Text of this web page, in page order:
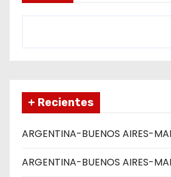
+ Recientes
ARGENTINA-BUENOS AIRES-
ARGENTINA-BUENOS AIRES-